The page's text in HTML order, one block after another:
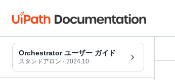
Orchestrator ユーザー ガイド
スタンドアロン · 2024.10